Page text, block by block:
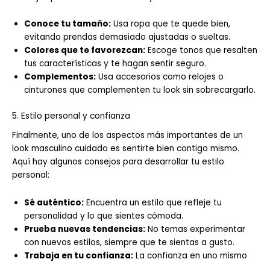
Conoce tu tamaño: Usa ropa que te quede bien,
evitando prendas demasiado ajustadas o sueltas.
Colores que te favorezcan: Escoge tonos que resalten
tus características y te hagan sentir seguro.
Complementos: Usa accesorios como relojes o
cinturones que complementen tu look sin sobrecargarlo.
5. Estilo personal y confianza
Finalmente, uno de los aspectos más importantes de un
look masculino cuidado es sentirte bien contigo mismo.
Aquí hay algunos consejos para desarrollar tu estilo
personal:
Sé auténtico: Encuentra un estilo que refleje tu
personalidad y lo que sientes cómoda.
Prueba nuevas tendencias: No temas experimentar
con nuevos estilos, siempre que te sientas a gusto.
Trabaja en tu confianza: La confianza en uno mismo